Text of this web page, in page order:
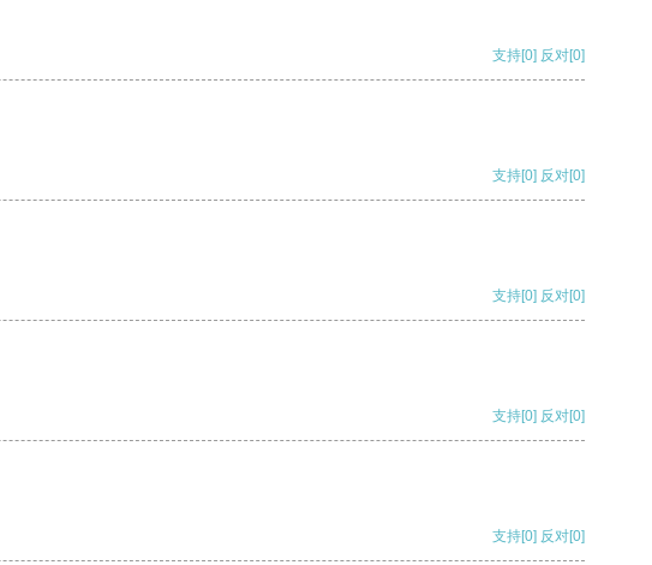
支持[0] 反对[0]
支持[0] 反对[0]
支持[0] 反对[0]
支持[0] 反对[0]
支持[0] 反对[0]